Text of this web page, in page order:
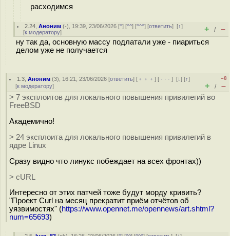
расходимся
2.24 ,Аноним (-), 19:39, 23/06/2026 [^] [^^] [^^^] [ответить][↑]
[к модератору] + / –
ну так да, основную массу подлатали уже - пиариться
делом уже не получается
1.3 ,Аноним (3), 16:21, 23/06/2026 [ответить] [ ﹢﹢﹢] [ · · ·][↓] [↑]
[к модератору]
–8
+ / –
> 7 эксплоитов для локального повышения привилегий во
FreeBSD
Академично!
> 24 эксплоита для локального повышения привилегий в
ядре Linux
Сразу видно что линукс побеждает на всех фронтах))
> cURL
Интересно от этих патчей тоже будут моpду кривить?
"Проект Curl на месяц прекратит приём отчётов об
уязвимостях" (https://www.opennet.me/opennews/art.shtml?
num=65693)